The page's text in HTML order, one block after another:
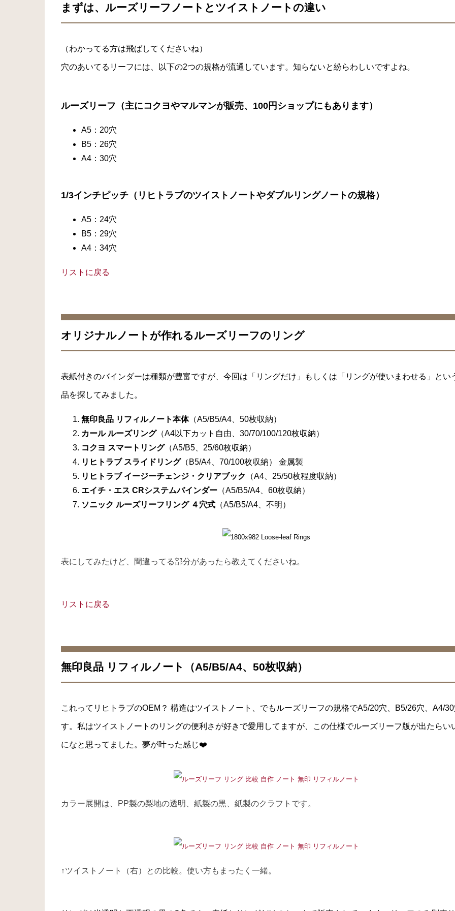
まずは、ルーズリーフノートとツイストノートの違い
（わかってる方は飛ばしてくださいね）
穴のあいてるリーフには、以下の2つの規格が流通しています。知らないと紛らわしいですよね。
ルーズリーフ（主にコクヨやマルマンが販売、100円ショップにもあります）
A5：20穴
B5：26穴
A4：30穴
1/3インチピッチ（リヒトラブのツイストノートやダブルリングノートの規格）
A5：24穴
B5：29穴
A4：34穴
リストに戻る
オリジナルノートが作れるルーズリーフのリング
表紙付きのバインダーは種類が豊富ですが、今回は「リングだけ」もしくは「リングが使いまわせる」とい
品を探してみました。
無印良品 リフィルノート本体（A5/B5/A4、50枚収納）
カール ルーズリング（A4以下カット自由、30/70/100/120枚収納）
コクヨ スマートリング（A5/B5、25/60枚収納）
リヒトラブ スライドリング（B5/A4、70/100枚収納） 金属製
リヒトラブ イージーチェンジ・クリアブック （A4、25/50枚程度収納）
エイチ・エス CRシステムバインダー（A5/B5/A4、60枚収納）
ソニック ルーズリーフリング ４穴式（A5/B5/A4、不明）
表にしてみたけど、間違ってる部分があったら教えてくださいね。
リストに戻る
無印良品 リフィルノート（A5/B5/A4、50枚収納）
これってリヒトラブのOEM？ 構造はツイストノート、でもルーズリーフの規格でA5/20穴、B5/26穴、A4/
す。私はツイストノートのリングの便利さが好きで愛用してますが、この仕様でルーズリーフ版が出たらい
になと思ってました。夢が叶った感じ❤️
カラー展開は、PP製の梨地の透明、紙製の黒、紙製のクラフトです。
↑ツイストノート（右）との比較。使い方もまったく一緒。